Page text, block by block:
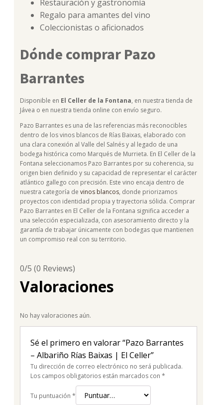
Restauración y gastronomía
Regalo para amantes del vino
Coleccionistas o aficionados
Dónde comprar Pazo
Barrantes
Disponible en El Celler de la Fontana, en nuestra tienda de
Jávea o en nuestra tienda online con envío seguro.
Pazo Barrantes es una de las referencias más reconocibles
dentro de los vinos blancos de Rías Baixas, elaborado con
una clara conexión al Valle del Salnés y al legado de una
bodega histórica como Marqués de Murrieta. En El Celler de la
Fontana seleccionamos Pazo Barrantes por su coherencia, su
origen bien definido y su capacidad de representar el carácter
atlántico gallego con precisión. Este vino encaja dentro de
nuestra categoría de vinos blancos, donde priorizamos
proyectos con identidad propia y trayectoria sólida. Comprar
Pazo Barrantes en El Celler de la Fontana significa acceder a
una selección especializada, con asesoramiento directo y la
garantía de trabajar únicamente con bodegas que mantienen
un compromiso real con su territorio.
0/5 (0 Reviews)
Valoraciones
No hay valoraciones aún.
Sé el primero en valorar “Pazo Barrantes
– Albariño Rías Baixas | El Celler”
Tu dirección de correo electrónico no será publicada.
Los campos obligatorios están marcados con *
Tu puntuación *